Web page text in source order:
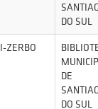
DO SUL
ZERBO
DE
DO SUL